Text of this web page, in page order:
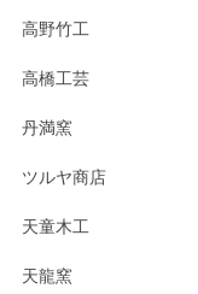
高野竹工
高橋工芸
丹満窯
ツルヤ商店
天童木工
天龍窯